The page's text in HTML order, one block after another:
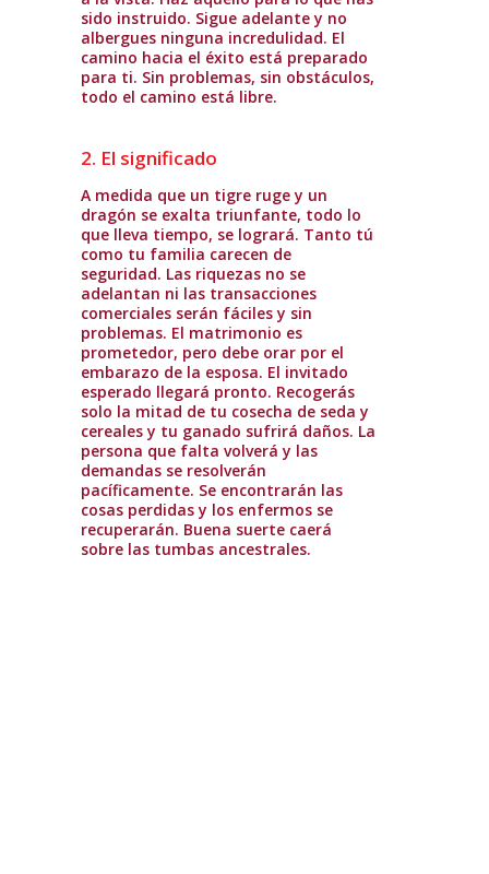
sido instruido. Sigue adelante y no
albergues ninguna incredulidad. El
camino hacia el éxito está preparado
para ti. Sin problemas, sin obstáculos,
todo el camino está libre.
2. El significado
A medida que un tigre ruge y un
dragón se exalta triunfante, todo lo
que lleva tiempo, se logrará. Tanto tú
como tu familia carecen de
seguridad. Las riquezas no se
adelantan ni las transacciones
comerciales serán fáciles y sin
problemas. El matrimonio es
prometedor, pero debe orar por el
embarazo de la esposa. El invitado
esperado llegará pronto. Recogerás
solo la mitad de tu cosecha de seda y
cereales y tu ganado sufrirá daños. La
persona que falta volverá y las
demandas se resolverán
pacíficamente. Se encontrarán las
cosas perdidas y los enfermos se
recuperarán. Buena suerte caerá
sobre las tumbas ancestrales.